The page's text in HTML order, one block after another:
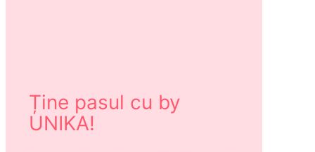
Ține pasul cu by
UNIKA!